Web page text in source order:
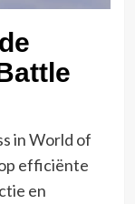
in World of
efficiënte
en